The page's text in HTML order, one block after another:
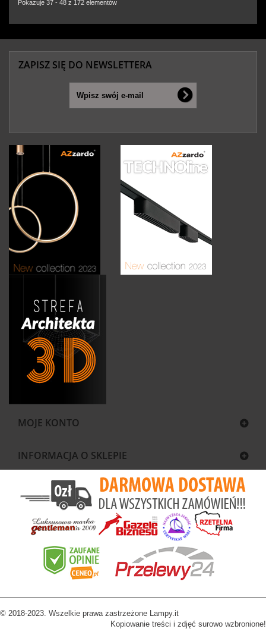
Pokazuje 37 - 48 z 172 elementów
ZAPISZ SIĘ DO NEWSLETTERA
MOJE KONTO
INFORMACJA O SKLEPIE
© 2018-2023. Wszelkie prawa zastrzeżone Lampy.it
Kopiowanie treści i zdjęć surowo wzbronione!